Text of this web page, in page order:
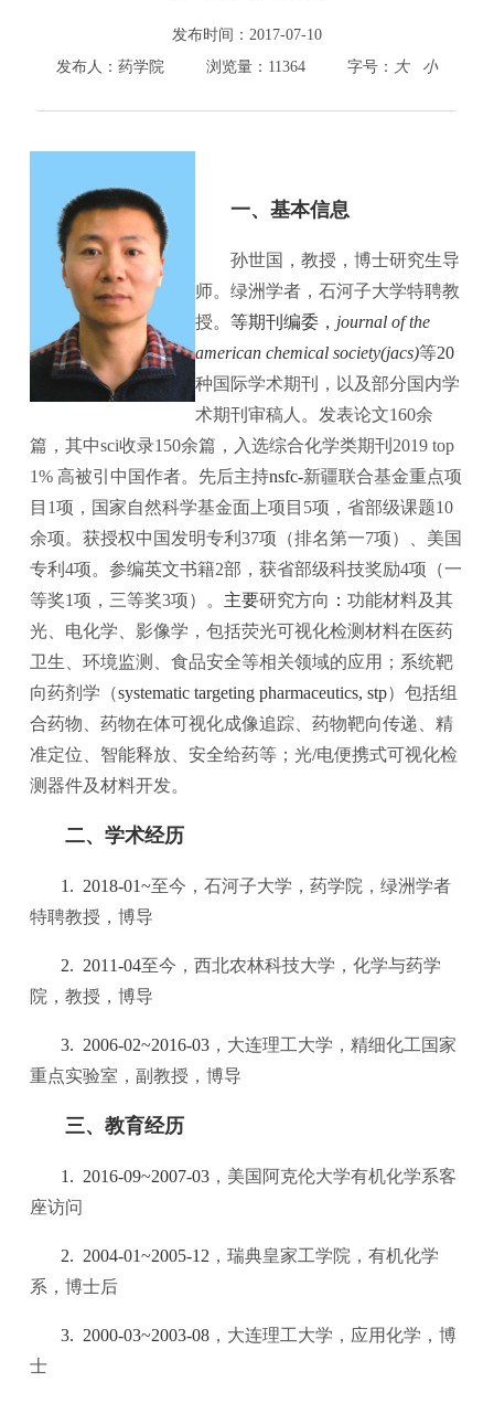
800cc全讯白菜首页
科学研究
本科教学
平台建设
学生园地
交流合作
发布时间： 2017-07-10
发布人：药学院 浏览量： 11364 字号： 大 小
一、基本信息
孙世国，教授，博士研究生导
师。绿洲学者，石河子大学特聘教
授。等期刊编委， journal of the
american chemical society(jacs)等20
种国际学术期刊，以及部分国内学
术期刊审稿人。发表论文160余
篇，其中sci收录150余篇，入选综合化学类期刊 2019 top
1%高被引中国作者。 先后主持nsfc-新疆联合基金重点项
目 1项，国家自然科学基金面上项目 5项，省部级课题10
余项。获授权中国发明专利37项（排名第一7项）、美国
专利4项。参编英文书籍2部，获省部级科技奖励4项（一
等奖1项，三等奖3项）。 主要研究方向 ：功能材料及其
光、电化学、影像学，包括荧光可视化检测材料在医药
卫生、环境监测、食品安全等相关领域的应用；系统靶
向药剂学（systematic targeting pharmaceutics, stp）包括组
合药物、药物在体可视化成像追踪、药物靶向传递、精
准定位、智能释放、安全给药等；光/电便携式可视化检
测器件及材料开发。
二、学术经历
1. 2018-01~至今，石河子大学，药学院，绿洲学者
特聘教授，博导
2. 2011-04至今，西北农林科技大学，化学与药学
院，教授，博导
3. 2006-02~2016-03 ，大连理工大学，精细化工国家
重点实验室，副教授，博导
三、教育经历
1. 2016-09~2007-03 ，美国阿克伦大学有机化学系客
座访问
2. 2004-01~2005-12 ，瑞典皇家工学院，有机化学
系，博士后
3. 2000-03~2003-08 ，大连理工大学，应用化学，博
士